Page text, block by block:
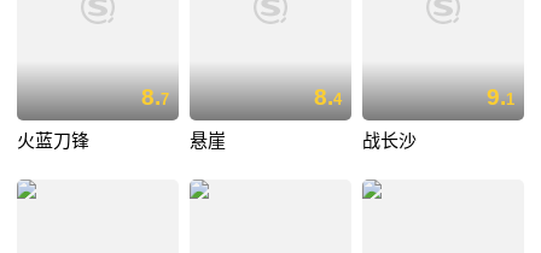
8.7
火蓝刀锋
8.4
悬崖
9.1
战长沙